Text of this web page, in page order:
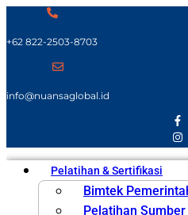
+62 822-2503-8703
info@nuansaglobal.id
Pelatihan & Sertifikasi
Bimtek
Pelatihan